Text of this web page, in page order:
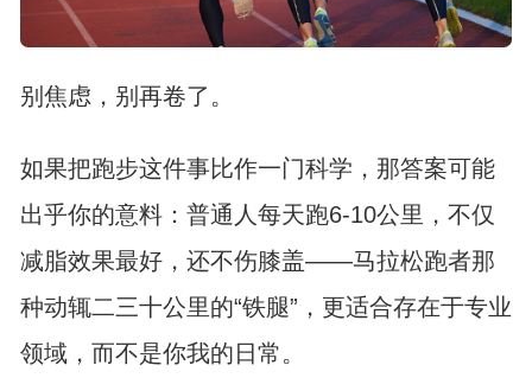
别焦虑，别再卷了。
如果把跑步这件事比作一门科学，那答案可能
出乎你的意料：普通人每天跑6-10公里，不仅
减脂效果最好，还不伤膝盖——马拉松跑者那
种动辄二三十公里的“铁腿”，更适合存在于专业
领域，而不是你我的日常。